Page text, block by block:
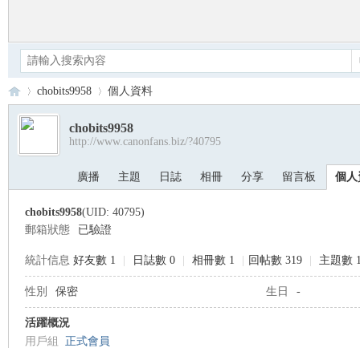
Ca›
chobits9958 個人資料
chobits9958
http://www.canonfans.biz/?40795
廣播 主題 日誌 相冊 分享 留言板 個人
chobits9958(UID: 40795)
郵箱狀態
已驗證
統計信息 好友數 1 日誌數 0 相冊數 1 回帖數 319 主題數
性別 保密 生日 -
活躍概況
用戶組 正式會員